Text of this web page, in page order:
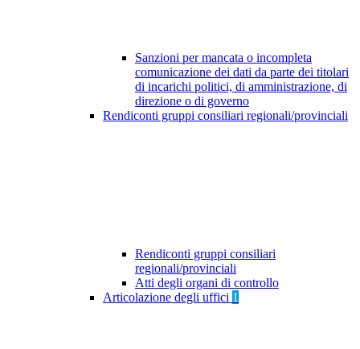
Sanzioni per mancata o incompleta
comunicazione dei dati da parte dei titolari
di incarichi politici, di amministrazione, di
direzione o di governo
Rendiconti gruppi consiliari regionali/provinciali
Rendiconti gruppi consiliari
regionali/provinciali
Atti degli organi di controllo
Articolazione degli uffici 1